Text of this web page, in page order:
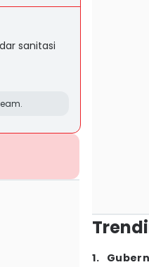
sanitasi
1.